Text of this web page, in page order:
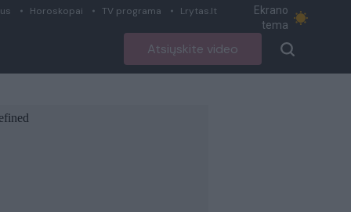
Horoskopai TV programa Lrytas.lt
Ekrano
tema
Atsiųskite video